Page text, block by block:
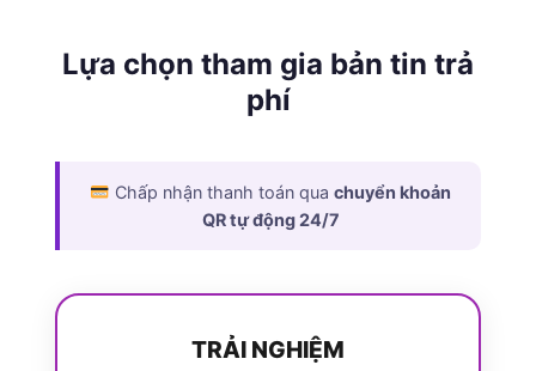
Lựa chọn tham gia bản tin trả
phí
Chấp nhận thanh toán qua chuyển khoản
QR tự động 24/7
TRẢI NGHIỆM